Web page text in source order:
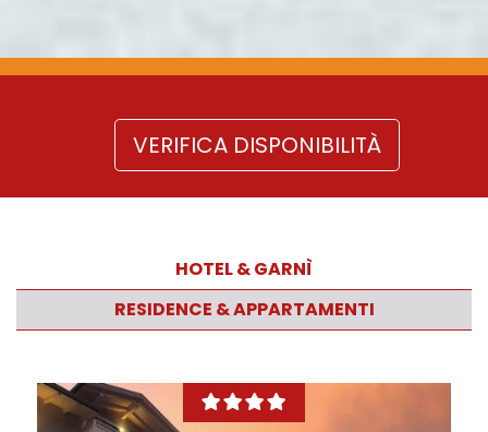
VERIFICA DISPONIBILITÀ
HOTEL & GARNÌ
RESIDENCE & APPARTAMENTI